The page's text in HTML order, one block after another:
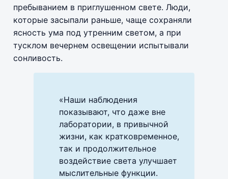
пребыванием в приглушенном свете. Люди,
которые засыпали раньше, чаще сохраняли
ясность ума под утренним светом, а при
тусклом вечернем освещении испытывали
сонливость.
«Наши наблюдения
показывают, что даже вне
лаборатории, в привычной
жизни, как кратковременное,
так и продолжительное
воздействие света улучшает
мыслительные функции.